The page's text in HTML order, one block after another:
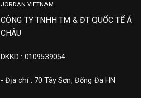
JORDAN VIETNAM
CÔNG TY TNHH TM & ĐT QUỐC TẾ Á
CHÂU
DKKD : 0109539054
- Địa chỉ : 70 Tây Sơn, Đống Đa HN